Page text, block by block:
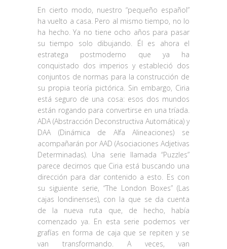
En cierto modo, nuestro “pequeño español”
ha vuelto a casa. Pero al mismo tiempo, no lo
ha hecho. Ya no tiene ocho años para pasar
su tiempo solo dibujando. Él es ahora el
estratega postmoderno que ya ha
conquistado dos imperios y estableció dos
conjuntos de normas para la construcción de
su propia teoría pictórica. Sin embargo, Ciria
está seguro de una cosa: esos dos mundos
están rogando para convertirse en una tríada.
ADA (Abstracción Deconstructiva Automática) y
DAA (Dinámica de Alfa Alineaciones) se
acompañarán por AAD (Asociaciones Adjetivas
Determinadas). Una serie llamada “Puzzles”
parece decirnos que Ciria está buscando una
dirección para dar contenido a esto. Es con
su siguiente serie, “The London Boxes” (Las
cajas londinenses), con la que se da cuenta
de la nueva ruta que, de hecho, había
comenzado ya. En esta serie podemos ver
grafías en forma de caja que se repiten y se
van transformando. A veces, van